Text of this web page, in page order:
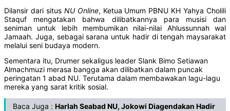
Dilansir dari situs NU Online, Ketua Umum PBNU KH Yahya Cholili
Staquf mengatakan bahwa dilibatkannya para musisi dan
seniman untuk lebih membumikan nilai-nilai Ahlussunnah wal
Jamaah. Juga, sebagai sarana untuk hadir di tengah maysarakat
melalui seni budaya modern.
Sementara itu, Drumer sekaligus leader Slank Bimo Setiawan
Almachmuzi merasa bangga akan dilibatkan dalam puncak
peringatan 1 abad NU. Terutama dalam membawakan lagu-lagu
mereka yang sarat kritik sosial.
Baca Juga : Harlah Seabad NU, Jokowi Diagendakan Hadir